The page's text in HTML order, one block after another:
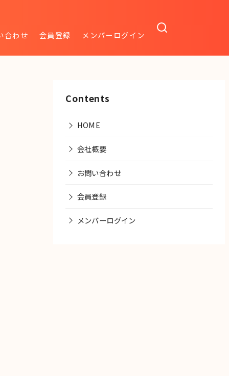
合わせ 会員登録 メンバーログイン
Contents
HOME
会社概要
お問い合わせ
会員登録
メンバーログイン